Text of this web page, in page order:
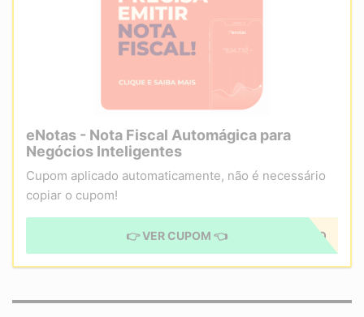
eNotas - Nota Fiscal Automágica para
Negócios Inteligentes
Cupom aplicado automaticamente, não é necessário
copiar o cupom!
CUPOM APLICADO
👉 VER CUPOM 👈